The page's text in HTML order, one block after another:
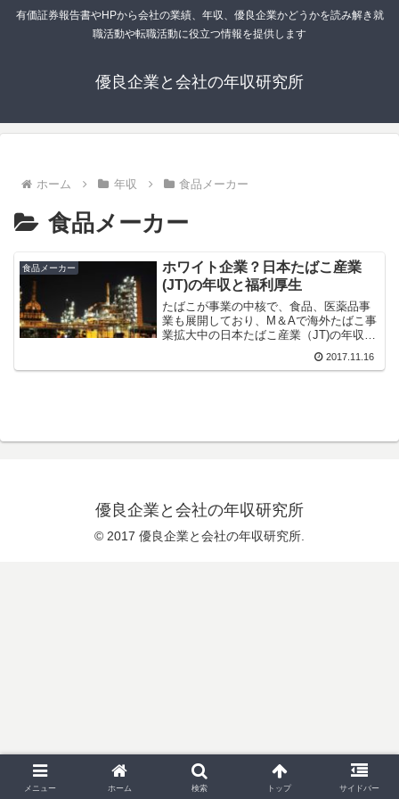
有価証券報告書やHPから会社の業績、年収、優良企業かどうかを読み解き就
職活動や転職活動に役立つ情報を提供します
優良企業と会社の年収研究所
ホーム 年収 食品メーカー
食品メーカー
食品メーカー
ホワイト企業？日本たばこ産業
(JT)の年収と福利厚生
たばこが事業の中核で、食品、医薬品事
業も展開しており、M＆Aで海外たばこ事
業拡大中の日本たばこ産業（JT)の年収と
福利厚生、企業年金の有無、残業時間・
有給消化率等のワークライフバランス、
2017.11.16
優良企業と会社の年収研究所
© 2017 優良企業と会社の年収研究所.
メニュー ホーム 検索 トップ サイドバー